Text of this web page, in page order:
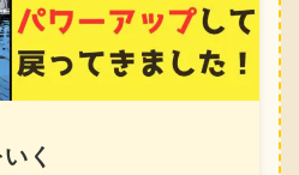
く